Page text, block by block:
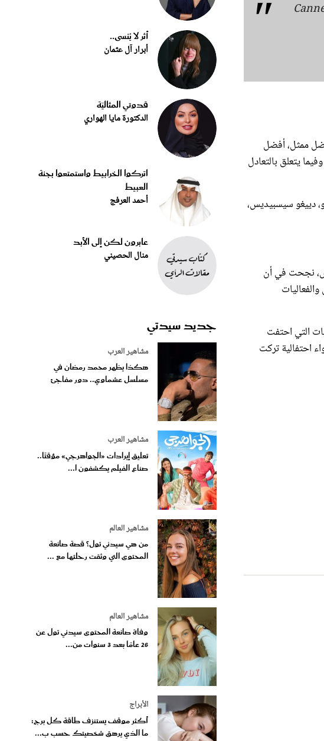
ممثل، أفضل
يتعلق بالتعادل
دييغو سيسبيديس،
بالأمس، نجحت في أن
التي احتفت
احتفالية تركت
أثر لا يُنسى..
أبرار آل عثمان
قدوتي المثاليّة
الدكتورة مايا الهواري
اتركوا الخرابيط واستمتعوا بجنة
العبيط
أحمد العرفج
عابرون لكن إلى الأبد
منال الحصيني
جديد سيدتي
مشاهير العرب
هكذا يظهر محمد رمضان في
مسلسل عشماوي.. دور مفاجئ
مشاهير العرب
تعليق إيرادات «الجواهرجي» مؤقتًا..
صناع الفيلم يكشفون ا...
مشاهير العالم
من هي سيدني تول؟ قصة صانعة
المحتوى التي وثقت رحلتها مع ...
مشاهير العالم
وفاة صانعة المحتوى سيدني تول عن
26 عامًا بعد 3 سنوات من...
الأبراج
أكثر موقف يستنزف طاقة كل برج:
ما الذي يرهق شخصيتك حسب ب...